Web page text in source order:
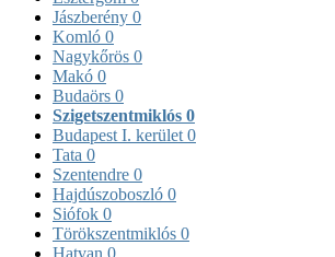
Jászberény 0
Komló 0
Nagykőrös 0
Makó 0
Budaörs 0
Szigetszentmiklós 0
Budapest I. kerület 0
Tata 0
Szentendre 0
Hajdúszoboszló 0
Siófok 0
Törökszentmiklós 0
Hatvan 0